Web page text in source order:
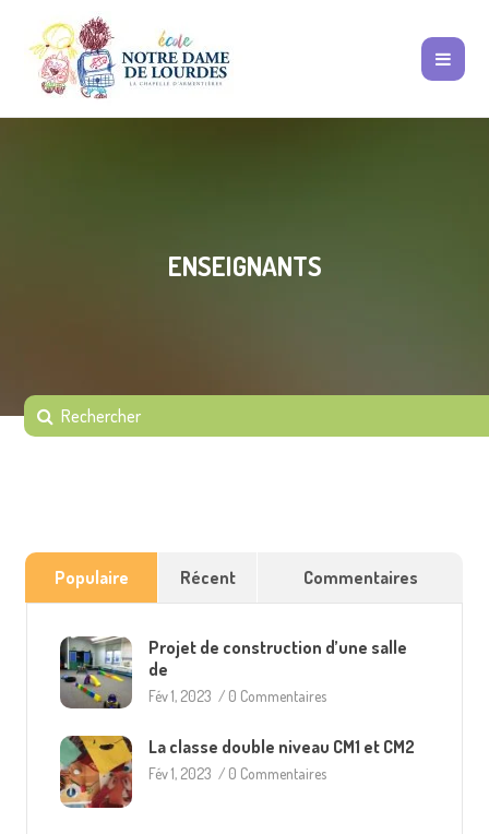
ENSEIGNANTS
Populaire Récent Commentaires
Projet de construction d’une salle
de
Fév 1, 2023 / 0 Commentaires
La classe double niveau CM1 et CM2
Fév 1, 2023 / 0 Commentaires